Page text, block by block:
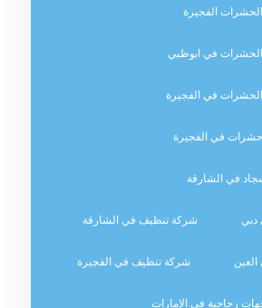
الفجيرة
في ابوظبي
في الفجيرة
في الفجيرة
في الشارقة
دبي شركة تنظيف في الشارقة
شركة تنظيف في الفجيرة
زجاجية في الإمارات